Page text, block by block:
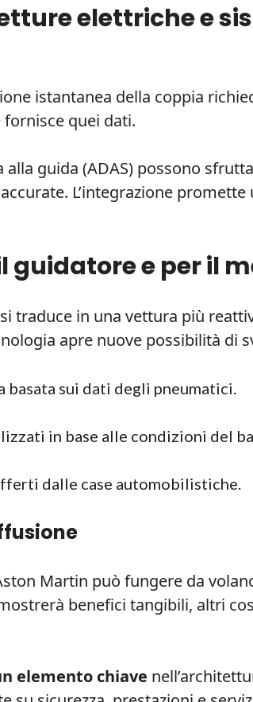
elettriche e
istantanea della coppia
fornisce quei dati.
guida (ADAS) possono
L’integrazione promette
guidatore e per il
traduce in una vettura più
apre nuove possibilità di
sui dati degli pneumatici.
in base alle condizioni del
dalle case automobilistiche.
Martin può fungere da
benefici tangibili, altri
elemento chiave